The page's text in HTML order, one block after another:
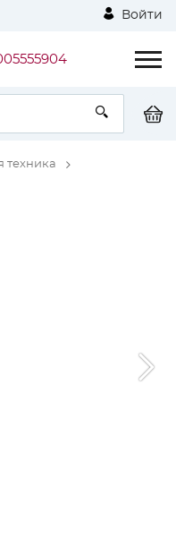
Войти
техника